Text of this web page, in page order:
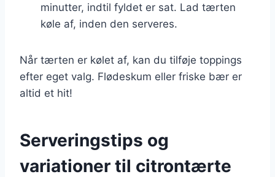
minutter, indtil fyldet er sat. Lad tærten
køle af, inden den serveres.
Når tærten er kølet af, kan du tilføje toppings
efter eget valg. Flødeskum eller friske bær er
altid et hit!
Serveringstips og
variationer til citrontærte